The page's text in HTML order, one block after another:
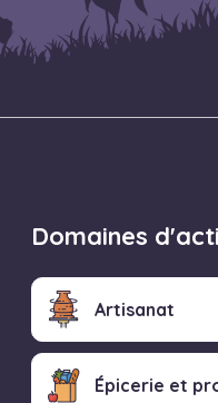
Domaines
Artisanat
Épicerie et